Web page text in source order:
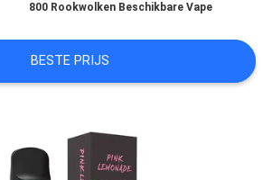
800 Rookwolken Beschikbare Vape
BESTE PRIJS